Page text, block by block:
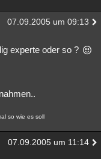
07.09.2005 um 09:13
experte oder so ?
so wie es soll
07.09.2005 um 11:14